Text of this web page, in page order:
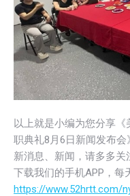
以上就是小编为您分享
职典礼8月6日新闻发布
新消息、新闻，请多多
下载我们的手机APP，每
https://www.52hrtt.com/